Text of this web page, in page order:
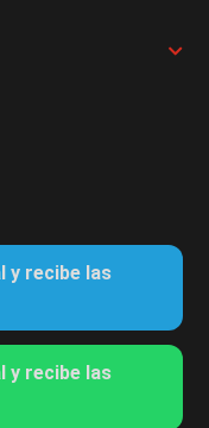
y recibe las
y recibe las